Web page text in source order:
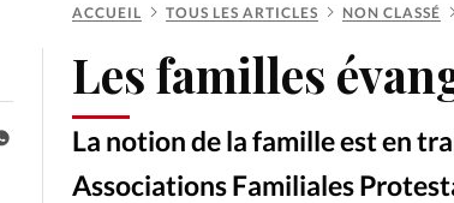
Actualité
Chronique
ACCUEIL TOUS LES ARTICLES NON CLASSÉ
Les familles
La notion de la famille est en
Associations Familiales